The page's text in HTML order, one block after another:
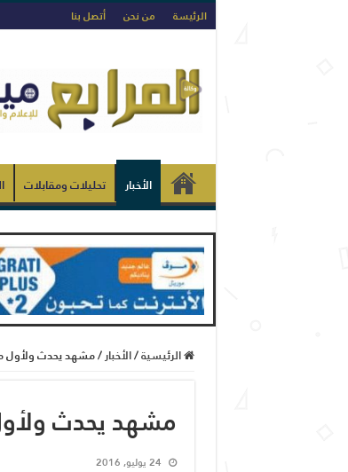
الرئيسة من نحن أتصل بنا
الأخبار تحليلات ومقابلات
الرئيسية/الأخبار/مشهد يحدث ولأول
مشهد يحدث
24 يوليو, 2016